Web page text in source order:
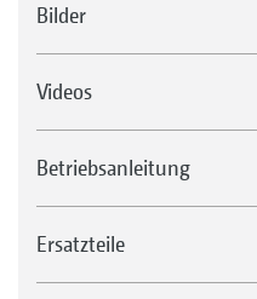
Bilder
Videos
Betriebsanleitung
Ersatzteile